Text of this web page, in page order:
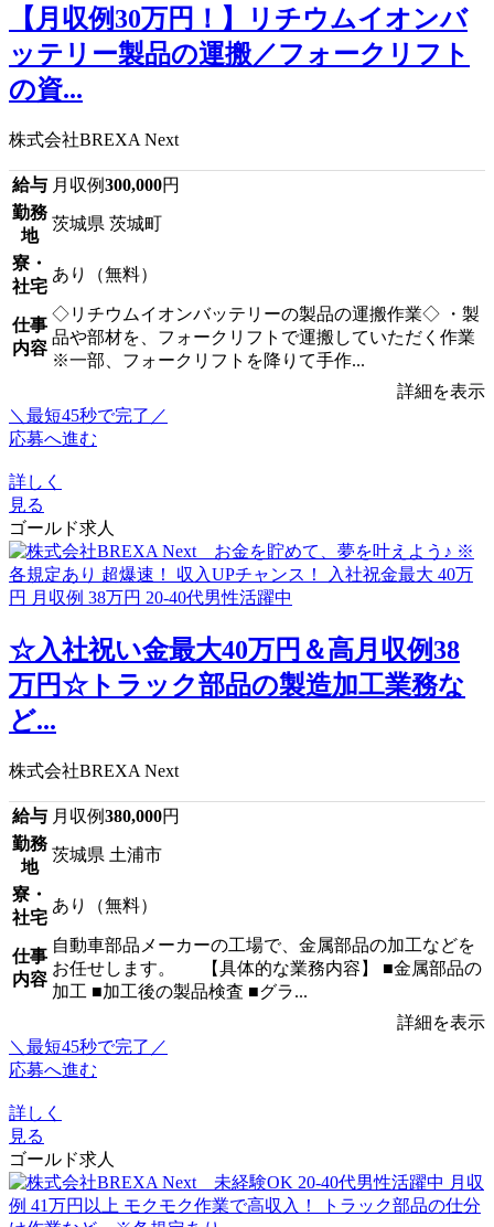
【月収例30万円！】リチウムイオンバ
ッテリー製品の運搬／フォークリフト
の資...
株式会社BREXA Next
給与 月収例300,000円
勤務
地
茨城県 茨城町
寮・
社宅
あり（無料）
仕事
内容
◇リチウムイオンバッテリーの製品の運搬作業◇ ・製
品や部材を、フォークリフトで運搬していただく作業
※一部、フォークリフトを降りて手作...
詳細を表示
＼最短45秒で完了／
応募へ進む
詳しく
見る
ゴールド求人
☆入社祝い金最大40万円＆高月収例38
万円☆トラック部品の製造加工業務な
ど...
株式会社BREXA Next
給与 月収例380,000円
勤務
地
茨城県 土浦市
寮・
社宅
あり（無料）
仕事
内容
自動車部品メーカーの工場で、金属部品の加工などを
お任せします。 【具体的な業務内容】 ■金属部品の
加工 ■加工後の製品検査 ■グラ...
詳細を表示
＼最短45秒で完了／
応募へ進む
詳しく
見る
ゴールド求人